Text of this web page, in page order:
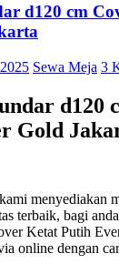
d120 cm
Sewa Meja 3
d120
Gold
menyediakan
terbaik, bagi
Ketat Putih
online dengan